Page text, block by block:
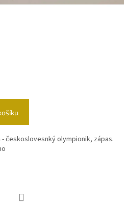
- českoslovesnký olympionik, zápas.